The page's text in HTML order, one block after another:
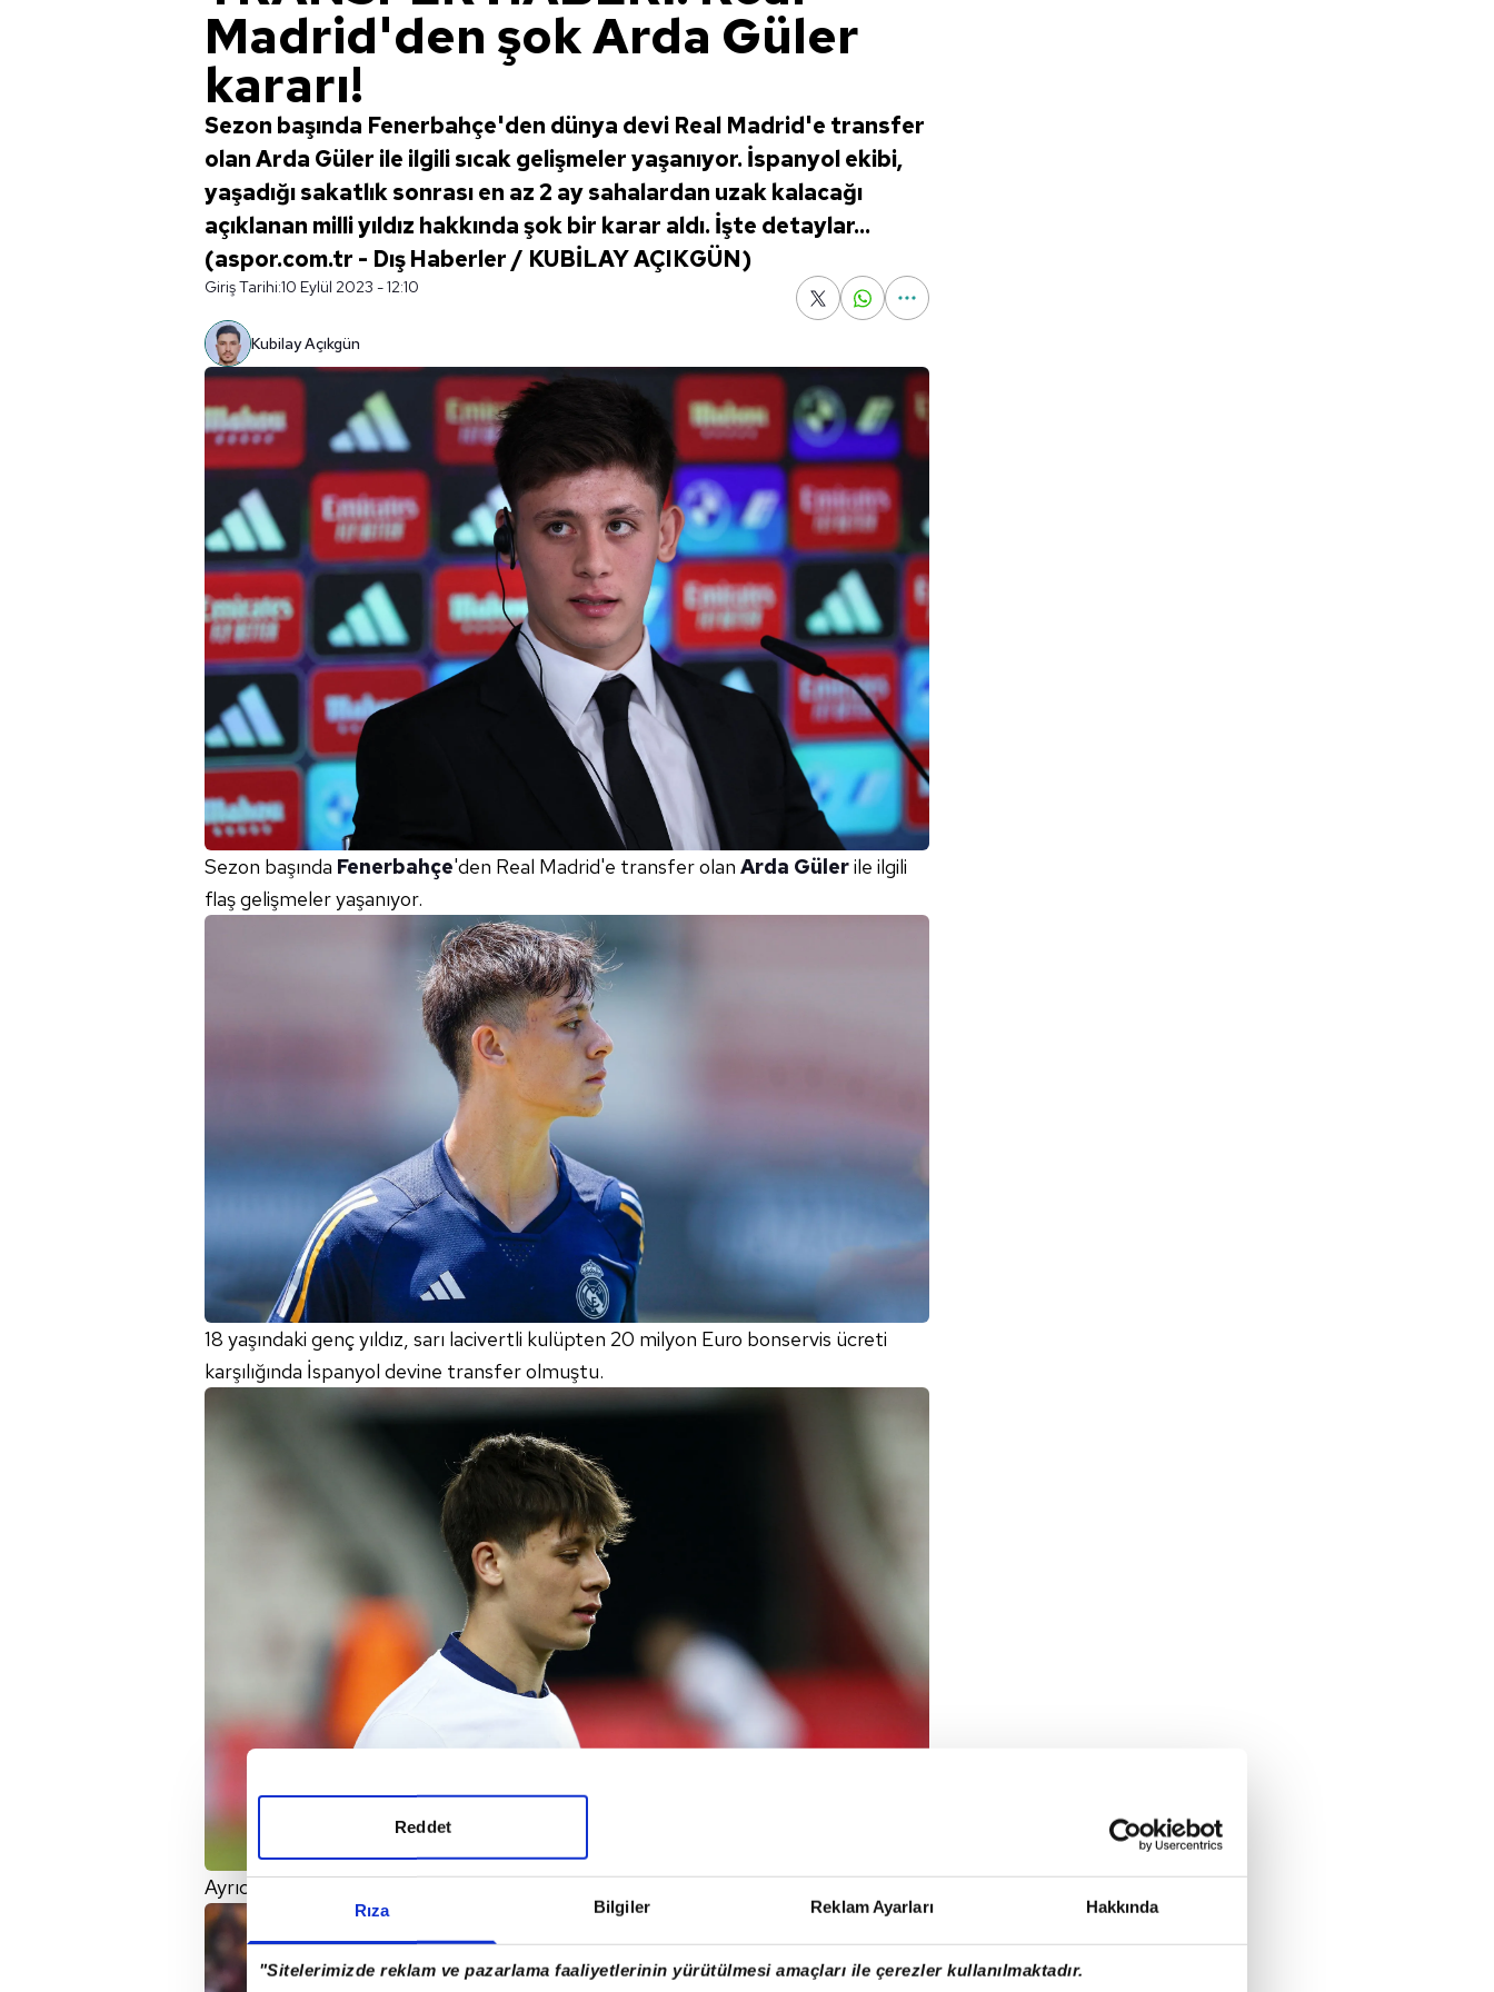
Rıza Bilgiler Reklam Ayarları Hakkında
"Sitelerimizde reklam ve pazarlama faaliyetlerinin yürütülmesi amaçları ile çerezler kullanılmaktadır.
Reddet
Madrid'den şok Arda Güler
kararı!
Sezon başında Fenerbahçe'den dünya devi Real Madrid'e transfer
olan Arda Güler ile ilgili sıcak gelişmeler yaşanıyor. İspanyol ekibi,
yaşadığı sakatlık sonrası en az 2 ay sahalardan uzak kalacağı
açıklanan milli yıldız hakkında şok bir karar aldı. İşte detaylar...
(aspor.com.tr - Dış Haberler / KUBİLAY AÇIKGÜN)
Giriş Tarihi:10 Eylül 2023 - 12:10
Kubilay Açıkgün
Sezon başında Fenerbahçe'den Real Madrid'e transfer olan Arda Gülerile ilgili
flaş gelişmeler yaşanıyor.
18 yaşındaki genç yıldız, sarı lacivertli kulüpten 20 milyon Euro bonservis ücreti
karşılığında İspanyol devine transfer olmuştu.
Ayrıca yapılan sözleşmeye 10 milyon Euro'luk bonus maddesi de eklenmişti.